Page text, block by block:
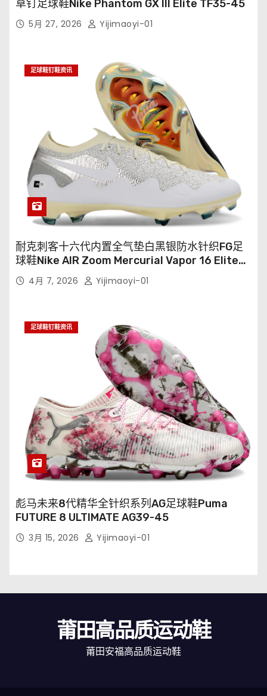
草钉足球鞋Nike Phantom GX III Elite TF35-45
5月 27, 2026 Yijimaoyi-01
足球鞋钉鞋资讯
耐克刺客十六代内置全气垫白黑银防水针织FG足
球鞋Nike AIR Zoom Mercurial Vapor 16 Elite
XXV FG35-45
4月 7, 2026 Yijimaoyi-01
足球鞋钉鞋资讯
彪马未来8代精华全针织系列AG足球鞋Puma
FUTURE 8 ULTIMATE AG39-45
3月 15, 2026 Yijimaoyi-01
莆田高品质运动鞋
莆田安福高品质运动鞋